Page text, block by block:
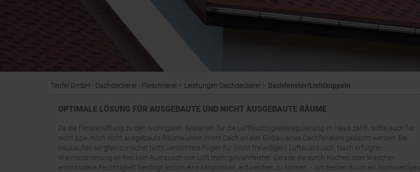
Teufel GmbH - Dachdeckerei - Flaschnerei Leistungen Dachdeckerei Dachfenster/Lichtkuppeln
OPTIMALE LÖSUNG FÜR AUSGEBAUTE UND NICHT AUSGEBAUTE RÄUME
Da die Fensterlüftung zu den wichtigsten Systemen für die Luftfeuchtigkeitsregulierung im Haus zählt, sollte auch für
nicht bzw. noch nicht ausgebaute Räume unter Ihrem Dach an den Einbau eines Dachfensters gedacht werden. Bei
Neubauten sorgten zunächst nicht verdichtete Fugen für (nicht freiwilligen) Luftaustausch. Nach erfolgter
Wärmedämmung ist hier kein Austausch von Luft mehr gewährleistet. Gerade die durch Kochen oder Waschen
entstandene Feuchtigkeit benötigt jedoch eine Möglichkeit, entweichen zu können – am besten durch ein hochwertiges